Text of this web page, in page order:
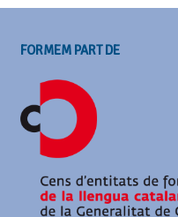
FORMEM PART DE